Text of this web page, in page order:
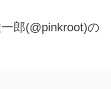
郎(@pinkroot)の